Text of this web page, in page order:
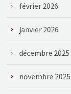
février 2026
janvier 2026
décembre 2025
novembre 2025